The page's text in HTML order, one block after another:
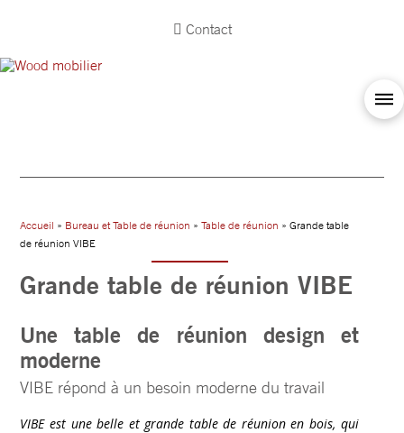
Contact
Accueil » Bureau et Table de réunion »Table de réunion » Grande table
de réunion VIBE
Grande table de réunion VIBE
Une table de réunion design et
moderne
VIBE répond à un besoin moderne du travail
VIBE est une belle et grande table de réunion en bois, qui